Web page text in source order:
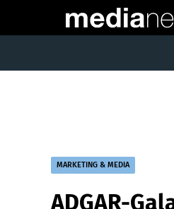
MARKETING & MEDIA
ADGAR-